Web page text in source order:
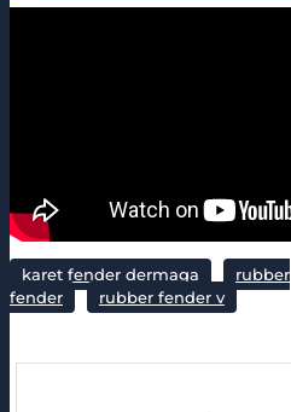
karet fender dermaga
rubber
fender
rubber fender v